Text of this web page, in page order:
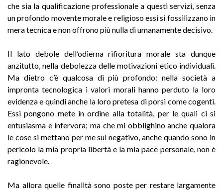
che sia la qualificazione professionale a questi servizi, senza
un profondo movente morale e religioso essi si fossilizzano in
mera tecnica e non offrono più nulla di umanamente decisivo.
Il lato debole dell’odierna rifioritura morale sta dunque
anzitutto, nella debolezza delle motivazioni etico individuali.
Ma dietro c’è qualcosa di più profondo: nella società a
impronta tecnologica i valori morali hanno perduto la loro
evidenza e quindi anche la loro pretesa di porsi come cogenti.
Essi pongono mete in ordine alla totalità, per le quali ci si
entusiasma e infervora; ma che mi obblighino anche qualora
le cose si mettano per me sul negativo, anche quando sono in
pericolo la mia propria libertà e la mia pace personale, non è
ragionevole.
Ma allora quelle finalità sono poste per restare largamente